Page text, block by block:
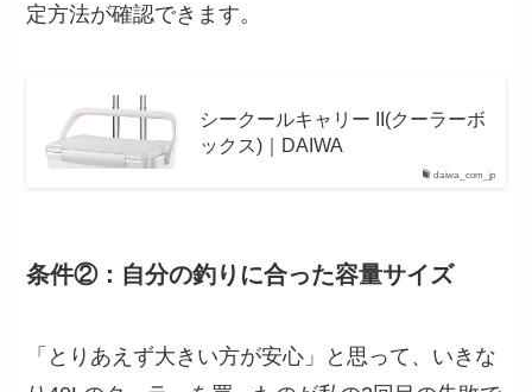
定方法が確認できます。
daiwa_com_jp
シークールキャリー II(クーラーボ
ックス)｜DAIWA
条件②：自分の釣りに合った容量サイズ
「とりあえず大きい方が安心」と思って、いきな